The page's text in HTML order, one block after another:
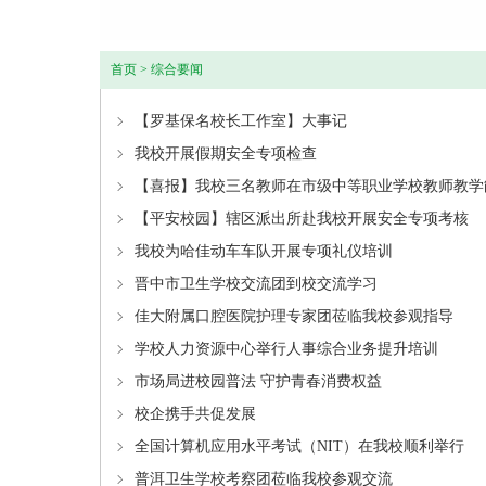
首页 > 综合要闻
【罗基保名校长工作室】大事记
我校开展假期安全专项检查
【喜报】我校三名教师在市级中等职业学校教师教
【平安校园】辖区派出所赴我校开展安全专项考核
我校为哈佳动车车队开展专项礼仪培训
晋中市卫生学校交流团到校交流学习
佳大附属口腔医院护理专家团莅临我校参观指导
学校人力资源中心举行人事综合业务提升培训
市场局进校园普法 守护青春消费权益
校企携手共促发展
全国计算机应用水平考试（NIT）在我校顺利举行
普洱卫生学校考察团莅临我校参观交流